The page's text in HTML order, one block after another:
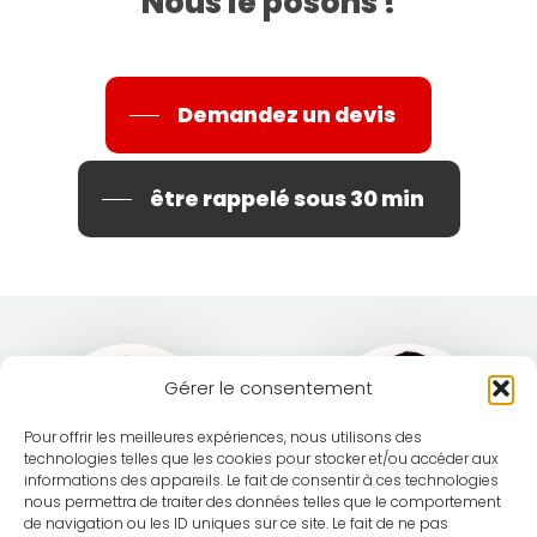
Gérer le consentement
Pour offrir les meilleures expériences, nous utilisons des
technologies telles que les cookies pour stocker et/ou accéder aux
informations des appareils. Le fait de consentir à ces technologies
nous permettra de traiter des données telles que le comportement
de navigation ou les ID uniques sur ce site. Le fait de ne pas
Demandez un devis
être rappelé sous 30 min